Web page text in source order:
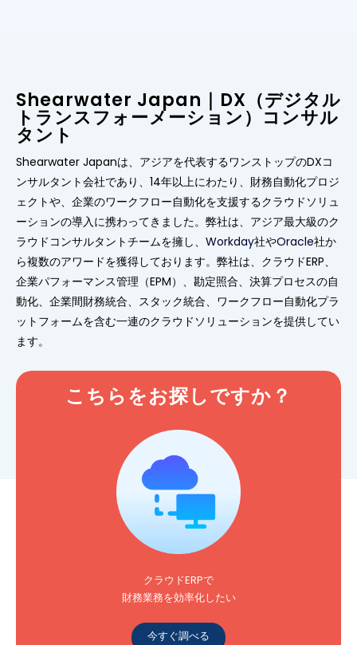
Shearwater Japan｜DX（デジタル
トランスフォーメーション）コンサル
タント
Shearwater Japanは、アジアを代表するワンストップのDXコ
ンサルタント会社であり、14年以上にわたり、財務自動化プロジ
ェクトや、企業のワークフロー自動化を支援するクラウドソリュ
ーションの導入に携わってきました。弊社は、アジア最大級のク
ラウドコンサルタントチームを擁し、 Workday社やOracle社か
ら複数のアワードを獲得しております。弊社は、クラウドERP、
企業パフォーマンス管理（EPM）、勘定照合、決算プロセスの自
動化、企業間財務統合、スタック統合、ワークフロー自動化プラ
ットフォームを含む一連のクラウドソリューションを提供してい
ます。
こちらをお探しですか？
クラウドERPで
財務業務を効率化したい
今すぐ調べる